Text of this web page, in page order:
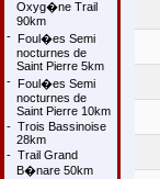
Oxyg�ne Trail
90km
- Foul�es Semi
nocturnes de
Saint Pierre 5km
- Foul�es Semi
nocturnes de
Saint Pierre 10km
- Trois Bassinoise
28km
- Trail Grand
B�nare 50km